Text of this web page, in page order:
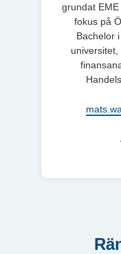
grundat
fokus på
Bachelor